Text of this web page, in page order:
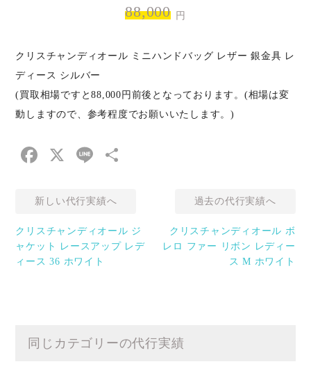
88,000 円
クリスチャンディオール ミニハンドバッグ レザー 銀金具 レ
ディース シルバー
(買取相場ですと88,000円前後となっております。(相場は変
動しますので、参考程度でお願いいたします。)
Facebook
X Line
新しい代行実績へ
クリスチャンディオール ジ
ャケット レースアップ レデ
ィース 36 ホワイト
過去の代行実績へ
クリスチャンディオール ボ
レロ ファー リボン レディー
ス M ホワイト
同じカテゴリーの代行実績